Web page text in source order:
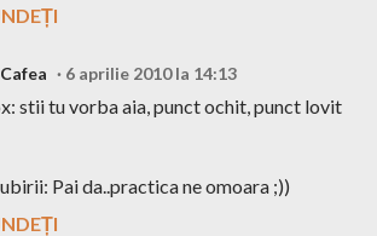
6 aprilie 2010 la 14:13
stii tu vorba aia, punct ochit, punct lovit
Pai da..practica ne omoara ;))